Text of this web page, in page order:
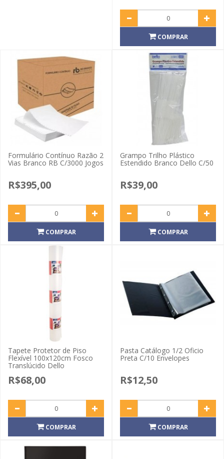
COMPRAR
Formulário Contínuo Razão 2
Vias Branco RB C/3000 Jogos
R$395,00
COMPRAR
Grampo Trilho Plástico
Estendido Branco Dello C/50
R$39,00
COMPRAR
Tapete Protetor de Piso
Flexível 100x120cm Fosco
Translúcido Dello
R$68,00
COMPRAR
Pasta Catálogo 1/2 Oficio
Preta C/10 Envelopes
R$12,50
COMPRAR